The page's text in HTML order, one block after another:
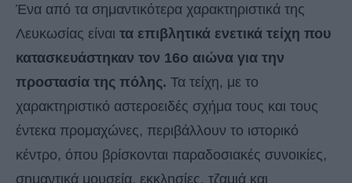
Ένα από τα σημαντικότερα χαρακτηριστικά της
Λευκωσίας είναι τα επιβλητικά ενετικά τείχη που
κατασκευάστηκαν τον 16ο αιώνα για την
προστασία της πόλης. Τα τείχη, με το
χαρακτηριστικό αστεροειδές σχήμα τους και τους
έντεκα προμαχώνες, περιβάλλουν το ιστορικό
κέντρο, όπου βρίσκονται παραδοσιακές συνοικίες,
σημαντικά μουσεία, εκκλησίες, τζαμιά και